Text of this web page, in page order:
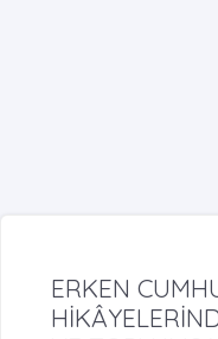
ERKEN